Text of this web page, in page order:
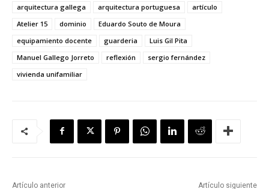
arquitectura gallega
arquitectura portuguesa
artículo
Atelier 15
dominio
Eduardo Souto de Moura
equipamiento docente
guarderia
Luis Gil Pita
Manuel Gallego Jorreto
reflexión
sergio fernández
vivienda unifamiliar
Artículo anterior Artículo siguiente